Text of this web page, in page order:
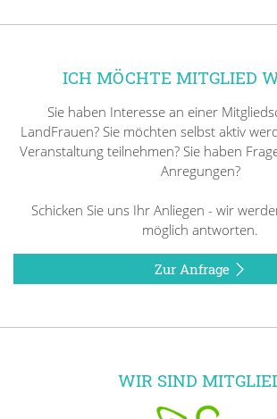
ICH MÖCHTE MITGLIED
Sie haben Interesse an einer
LandFrauen? Sie möchten selbst aktiv
Veranstaltung teilnehmen? Sie haben
Anregungen?
Schicken Sie uns Ihr Anliegen - wir
möglich antworten.
Zur Anfrage
WIR SIND